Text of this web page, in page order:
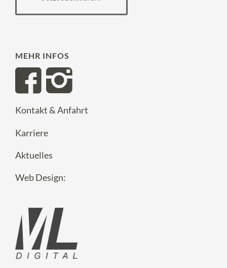
MEHR INFOS
Kontakt & Anfahrt
Karriere
Aktuelles
Web Design: